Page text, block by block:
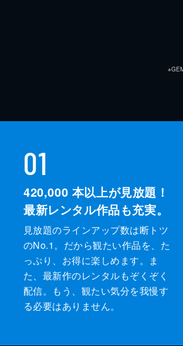
01
420,000 本以上が見放題！
最新レンタル作品も充実。
見放題のラインアップ数は断トツ
のNo.1。だから観たい作品を、た
っぷり、お得に楽しめます。ま
た、最新作のレンタルもぞくぞく
配信。もう、観たい気分を我慢す
る必要はありません。